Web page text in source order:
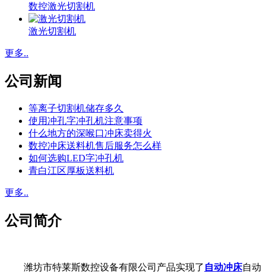
数控激光切割机
激光切割机
更多..
公司新闻
等离子切割机储存多久
使用冲孔字冲孔机注意事项
什么地方的深喉口冲床卖得火
数控冲床送料机售后服务怎么样
如何选购LED字冲孔机
青白江区厚板送料机
更多..
公司简介
潍坊市特莱斯数控设备有限公司产品实现了 自动冲床自动